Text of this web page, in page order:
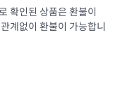
확인된 상품은 환불이
계없이 환불이 가능합니